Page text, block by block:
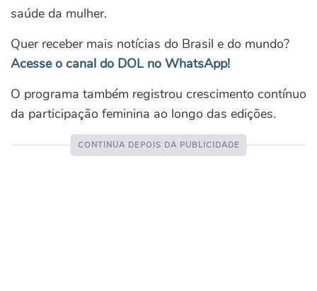
saúde da mulher.
Quer receber mais notícias do Brasil e do mundo?
Acesse o canal do DOL no WhatsApp!
O programa também registrou crescimento contínuo
da participação feminina ao longo das edições.